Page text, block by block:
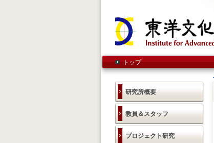
トップ
研究所概要
教員＆スタッフ
プロジェクト研究